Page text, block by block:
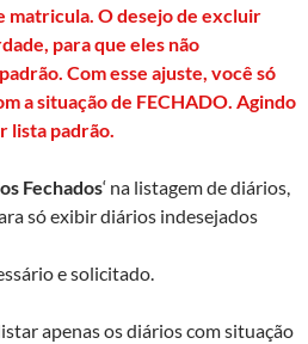
matricula. O desejo de excluir
para que eles não
Com esse ajuste, você só
a situação de FECHADO. Agindo
lista padrão.
Fechados‘ na listagem de diários,
só exibir diários indesejados
e solicitado.
apenas os diários com situação